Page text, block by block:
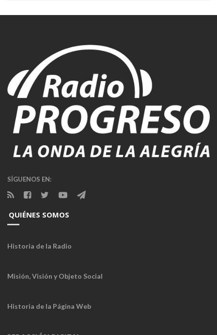
SÍGUENOS EN:
QUIÉNES SOMOS
Historia de la Radio
Misión, Visión y Objeto Social
Historia de la Página Web